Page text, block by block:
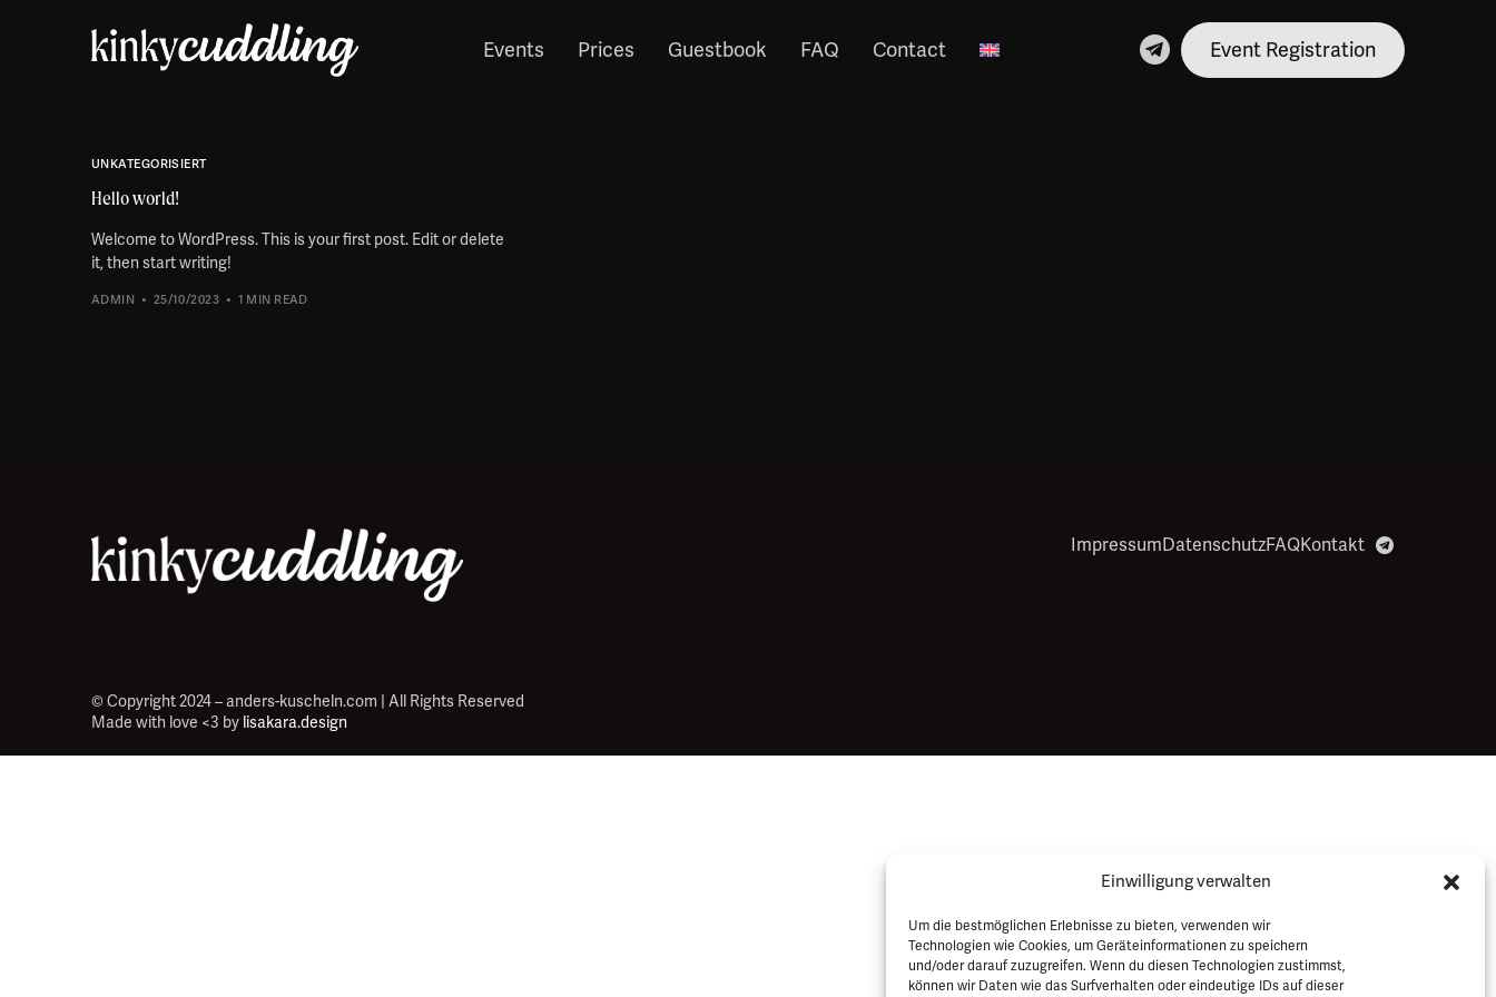
Einwilligung verwalten
Um die bestmöglichen Erlebnisse zu bieten, verwenden wir
Technologien wie Cookies, um Geräteinformationen zu speichern
und/oder darauf zuzugreifen. Wenn du diesen Technologien zustimmst,
können wir Daten wie das Surfverhalten oder eindeutige IDs auf dieser
Events Prices Guestbook FAQ Contact Event Registration
UNKATEGORISIERT
Hello world!
Welcome to WordPress. This is your first post. Edit or delete
it, then start writing!
ADMIN 25/10/2023 1 MIN READ
ImpressumDatenschutzFAQKontakt
© Copyright 2024 – anders-kuscheln.com | All Rights Reserved
Made with love <3 by lisakara.design